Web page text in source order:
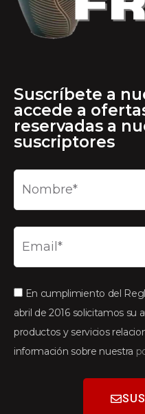
Suscríbete a
accede a
reservadas a
suscriptores
En cumplimiento del
abril de 2016 solicitamos su
productos y servicios
información sobre nuestra